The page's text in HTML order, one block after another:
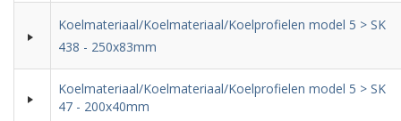
Koelmateriaal/Koelmateriaal/Koelprofielen model 5 > SK
438 - 250x83mm
Koelmateriaal/Koelmateriaal/Koelprofielen model 5 > SK
47 - 200x40mm